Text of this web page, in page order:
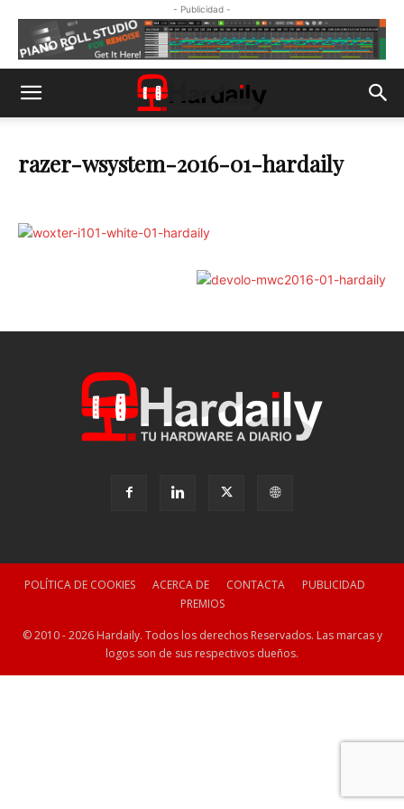
- Publicidad -
razer-wsystem-2016-01-hardaily
POLÍTICA DE COOKIES ACERCA DE CONTACTA
PUBLICIDAD
PREMIOS
© 2010 - 2026 Hardaily. Todos los derechos Reservados. Las marcas y
logos son de sus respectivos dueños.